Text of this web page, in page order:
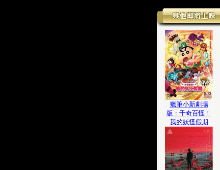
蠟筆小新劇場
版：千奇百怪！
我的妖怪假期